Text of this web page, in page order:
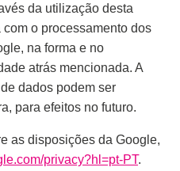
da utilização desta
o processamento dos
na forma e no
atrás mencionada. A
dados podem ser
para efeitos no futuro.
as disposições da Google,
privacy?hl=pt-PT.